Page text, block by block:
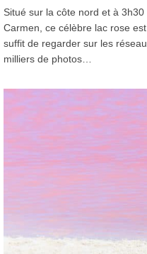
Situé sur la côte nord et à
Carmen, ce célèbre lac rose est
suffit de regarder sur les
milliers de photos…